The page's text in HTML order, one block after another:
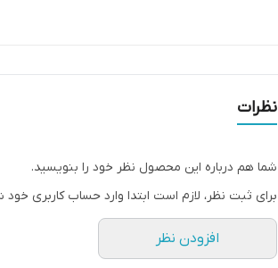
نظرات
شما هم درباره این محصول نظر خود را بنویسید.
برای ثبت نظر، لازم است ابتدا وارد حساب کاربری خود
افزودن نظر